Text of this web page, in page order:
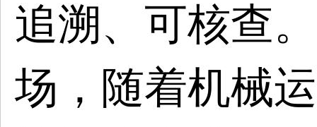
追溯、可核查
场，随着机械